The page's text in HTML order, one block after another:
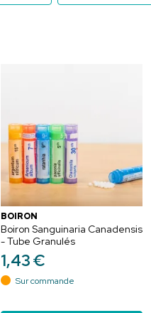
BOIRON
Boiron Sanguinaria Canadensis
- Tube Granulés
1,43€
Sur commande